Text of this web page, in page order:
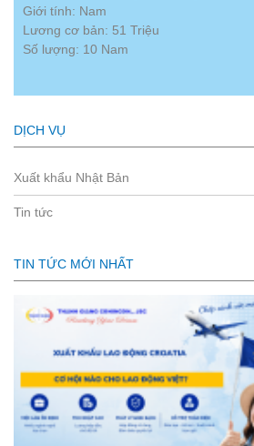
Giới tính: Nam
Lương cơ bản: 51 Triệu
Số lượng: 10 Nam
DỊCH VỤ
Xuất khẩu Nhật Bản
Tin tức
TIN TỨC MỚI NHẤT